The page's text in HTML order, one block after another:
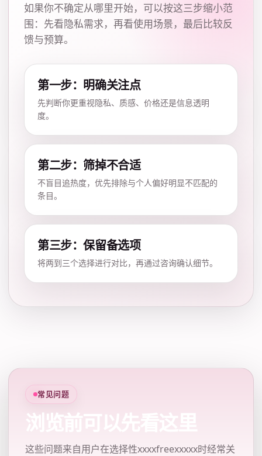
如果你不确定从哪里开始，可以按这三步缩小范
围：先看隐私需求，再看使用场景，最后比较反
馈与预算。
第一步：明确关注点
先判断你更重视隐私、质感、价格还是信息透明
度。
第二步：筛掉不合适
不盲目追热度，优先排除与个人偏好明显不匹配的
条目。
第三步：保留备选项
将两到三个选择进行对比，再通过咨询确认细节。
常见问题
浏览前可以先看这里
这些问题来自用户在选择性xxxxfreexxxxx时经常关